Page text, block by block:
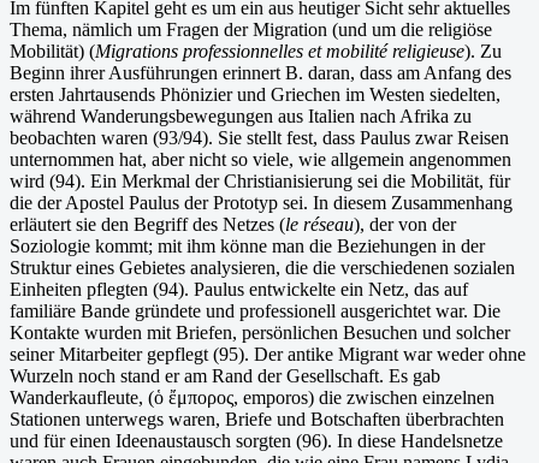
Im fünften Kapitel geht es um ein aus heutiger Sicht sehr aktuelles
Thema, nämlich um Fragen der Migration (und um die religiöse
Mobilität) (Migrations professionnelles et mobilité religieuse). Zu
Beginn ihrer Ausführungen erinnert B. daran, dass am Anfang des
ersten Jahrtausends Phönizier und Griechen im Westen siedelten,
während Wanderungsbewegungen aus Italien nach Afrika zu
beobachten waren (93/94). Sie stellt fest, dass Paulus zwar Reisen
unternommen hat, aber nicht so viele, wie allgemein angenommen
wird (94). Ein Merkmal der Christianisierung sei die Mobilität, für
die der Apostel Paulus der Prototyp sei. In diesem Zusammenhang
erläutert sie den Begriff des Netzes (le réseau), der von der
Soziologie kommt; mit ihm könne man die Beziehungen in der
Struktur eines Gebietes analysieren, die die verschiedenen sozialen
Einheiten pflegten (94). Paulus entwickelte ein Netz, das auf
familiäre Bande gründete und professionell ausgerichtet war. Die
Kontakte wurden mit Briefen, persönlichen Besuchen und solcher
seiner Mitarbeiter gepflegt (95). Der antike Migrant war weder ohne
Wurzeln noch stand er am Rand der Gesellschaft. Es gab
Wanderkaufleute, (ὁ ἔμπορος, emporos) die zwischen einzelnen
Stationen unterwegs waren, Briefe und Botschaften überbrachten
und für einen Ideenaustausch sorgten (96). In diese Handelsnetze